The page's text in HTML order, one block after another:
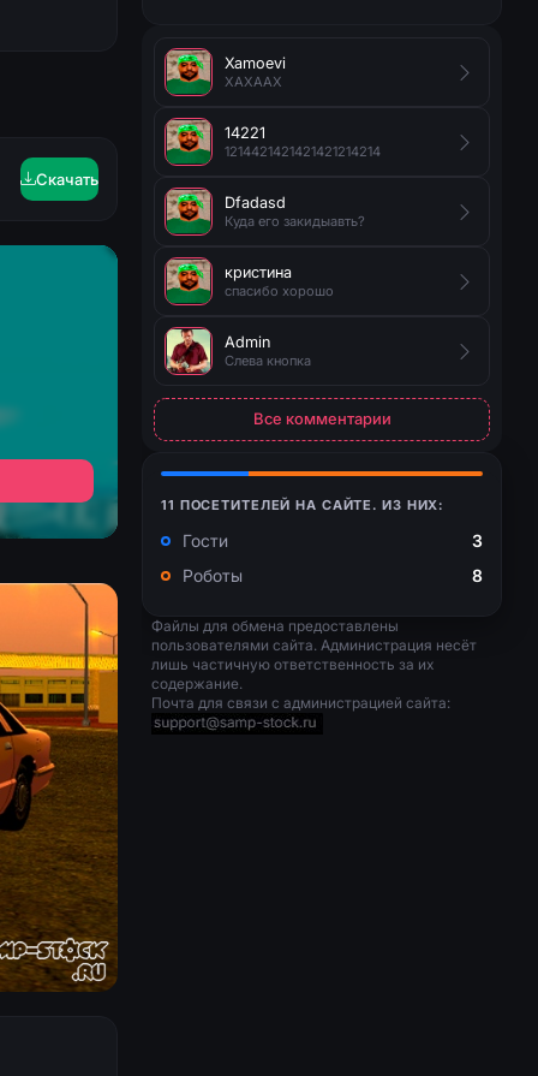
Скачать
Xamoevi
XAXAAX
14221
1214421421421421214214
Dfadasd
Куда его закидыавть?
кристина
спасибо хорошо
Admin
Слева кнопка
Все комментарии
11 ПОСЕТИТЕЛЕЙ НА САЙТЕ. ИЗ НИХ:
Гости
3
Роботы
8
Файлы для обмена предоставлены
пользователями сайта. Администрация несёт
лишь частичную ответственность за их
содержание.
Почта для связи с администрацией сайта: